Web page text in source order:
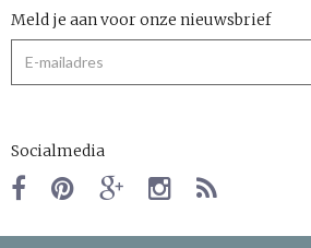
Meld je aan voor onze nieuwsbrief
Socialmedia